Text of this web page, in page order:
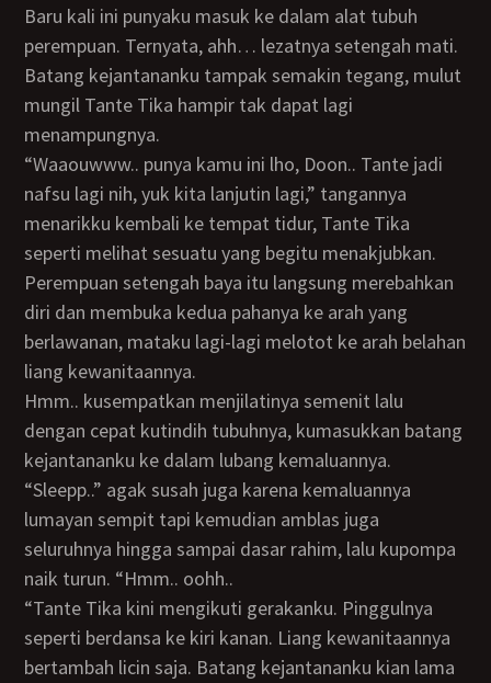
Baru kali ini punyaku masuk ke dalam alat tubuh
perempuan. Ternyata, ahh… lezatnya setengah mati.
Batang kejantananku tampak semakin tegang, mulut
mungil Tante Tika hampir tak dapat lagi
menampungnya.
“Waaouwww.. punya kamu ini lho, Doon.. Tante jadi
nafsu lagi nih, yuk kita lanjutin lagi,” tangannya
menarikku kembali ke tempat tidur, Tante Tika
seperti melihat sesuatu yang begitu menakjubkan.
Perempuan setengah baya itu langsung merebahkan
diri dan membuka kedua pahanya ke arah yang
berlawanan, mataku lagi-lagi melotot ke arah belahan
liang kewanitaannya.
Hmm.. kusempatkan menjilatinya semenit lalu
dengan cepat kutindih tubuhnya, kumasukkan batang
kejantananku ke dalam lubang kemaluannya.
“Sleepp..” agak susah juga karena kemaluannya
lumayan sempit tapi kemudian amblas juga
seluruhnya hingga sampai dasar rahim, lalu kupompa
naik turun. “Hmm.. oohh..
“Tante Tika kini mengikuti gerakanku. Pinggulnya
seperti berdansa ke kiri kanan. Liang kewanitaannya
bertambah licin saja. Batang kejantananku kian lama